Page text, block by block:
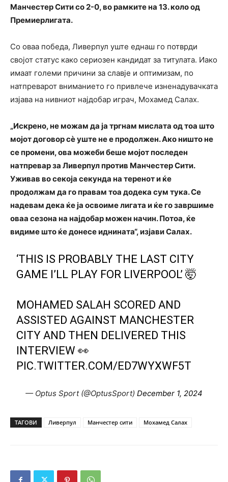
Манчестер Сити со 2-0, во рамките на 13. коло од
Премиерлигата.
Со оваа победа, Ливерпул уште еднаш го потврди
својот статус како сериозен кандидат за титулата. Иако
имаат големи причини за славје и оптимизам, по
натпреварот вниманието го привлече изненадувачката
изјава на нивниот најдобар играч, Мохамед Салах.
„Искрено, не можам да ја тргнам мислата од тоа што
мојот договор сè уште не е продолжен. Ако ништо не
се промени, ова можеби беше мојот последен
натпревар за Ливерпул против Манчестер Сити.
Уживав во секоја секунда на теренот и ќе
продолжам да го правам тоа додека сум тука. Се
надевам дека ќе ја освоиме лигата и ќе го завршиме
оваа сезона на најдобар можен начин. Потоа, ќе
видиме што ќе донесе иднината“, изјави Салах.
‘THIS IS PROBABLY THE LAST CITY
GAME I’LL PLAY FOR LIVERPOOL’ 🤯
MOHAMED SALAH SCORED AND
ASSISTED AGAINST MANCHESTER
CITY AND THEN DELIVERED THIS
INTERVIEW 👀
PIC.TWITTER.COM/ED7WYXWF5T
— Optus Sport (@OptusSport) December 1, 2024
ТАГОВИ Ливерпул Манчестер сити Мохамед Салах